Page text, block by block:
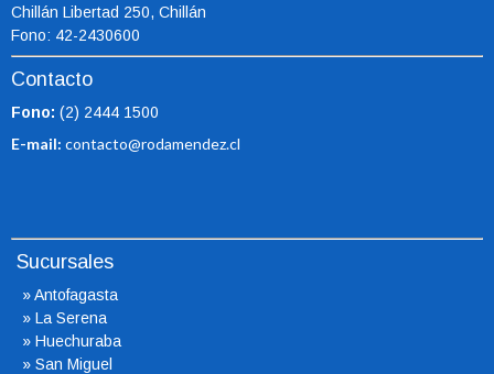
Chillán Libertad 250, Chillán
Fono: 42-2430600
Contacto
Fono: (2) 2444 1500
E-mail: contacto@rodamendez.cl
Sucursales
»Antofagasta
» La Serena
» Huechuraba
» San Miguel